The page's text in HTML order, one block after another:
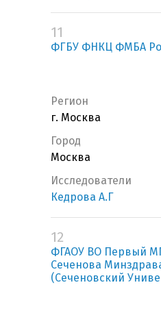
11
ФГБУ ФНКЦ ФМБА
Регион
г. Москва
Город
Москва
Исследователи
Кедрова А.Г
12
ФГАОУ ВО Первый
Сеченова
(Сеченовский